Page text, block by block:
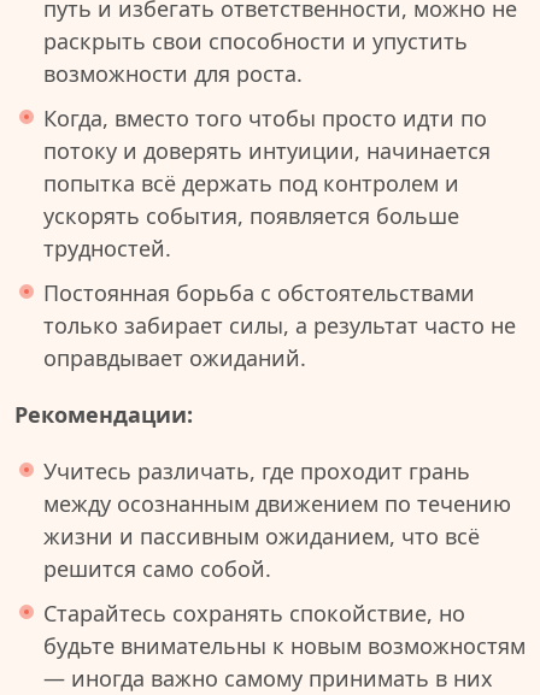
путь и избегать ответственности, можно не
раскрыть свои способности и упустить
возможности для роста.
Когда, вместо того чтобы просто идти по
потоку и доверять интуиции, начинается
попытка всё держать под контролем и
ускорять события, появляется больше
трудностей.
Постоянная борьба с обстоятельствами
только забирает силы, а результат часто не
оправдывает ожиданий.
Рекомендации:
Учитесь различать, где проходит грань
между осознанным движением по течению
жизни и пассивным ожиданием, что всё
решится само собой.
Старайтесь сохранять спокойствие, но
будьте внимательны к новым возможностям
— иногда важно самому принимать в них